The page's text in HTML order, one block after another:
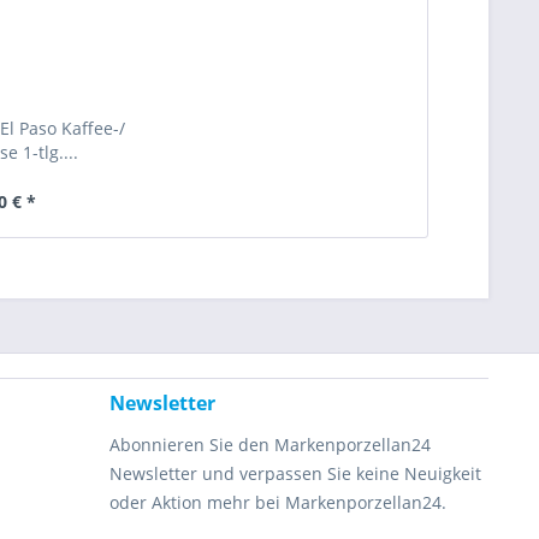
Paso Kaffee-/
1-tlg....
€ *
Newsletter
Abonnieren Sie den Markenporzellan24
Newsletter und verpassen Sie keine Neuigkeit
oder Aktion mehr bei Markenporzellan24.